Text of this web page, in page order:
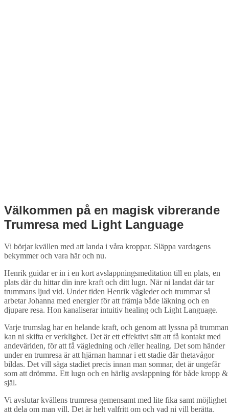
Välkommen på en magisk vibrerande
Trumresa med Light Language
Vi börjar kvällen med att landa i våra kroppar. Släppa vardagens
bekymmer och vara här och nu.
Henrik guidar er in i en kort avslappningsmeditation till en plats, en
plats där du hittar din inre kraft och ditt lugn. När ni landat där tar
trummans ljud vid. Under tiden Henrik vägleder och trummar så
arbetar Johanna med energier för att främja både läkning och en
djupare resa. Hon kanaliserar intuitiv healing och Light Language.
Varje trumslag har en helande kraft, och genom att lyssna på trumman
kan ni skifta er verklighet. Det är ett effektivt sätt att få kontakt med
andevärlden, för att få vägledning och /eller healing. Det som händer
under en trumresa är att hjärnan hamnar i ett stadie där thetavågor
bildas. Det vill säga stadiet precis innan man somnar, det är ungefär
som att drömma. Ett lugn och en härlig avslappning för både kropp &
själ.
Vi avslutar kvällens trumresa gemensamt med lite fika samt möjlighet
att dela om man vill. Det är helt valfritt om och vad ni vill berätta.